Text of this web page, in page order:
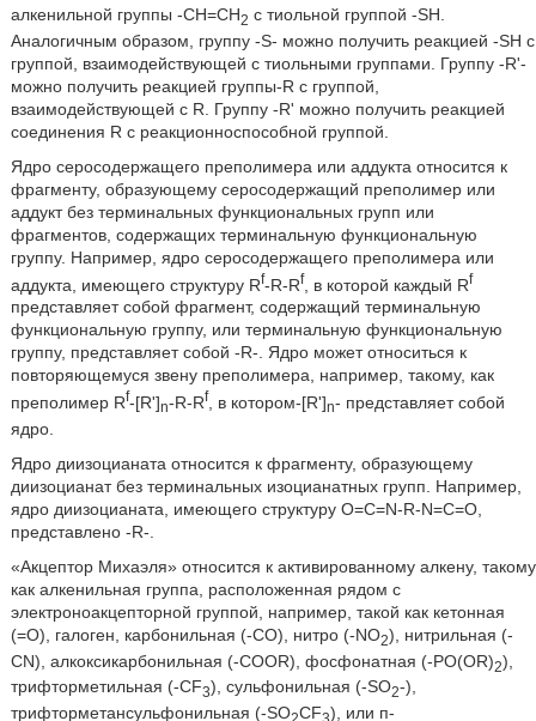
алкенильной группы -CH=CH2 с тиольной группой -SH.
Аналогичным образом, группу -S- можно получить реакцией -SH с
группой, взаимодействующей с тиольными группами. Группу -R'-
можно получить реакцией группы-R с группой,
взаимодействующей с R. Группу -R' можно получить реакцией
соединения R с реакционноспособной группой.
Ядро серосодержащего преполимера или аддукта относится к
фрагменту, образующему серосодержащий преполимер или
аддукт без терминальных функциональных групп или
фрагментов, содержащих терминальную функциональную
группу. Например, ядро серосодержащего преполимера или
аддукта, имеющего структуру Rf-R-Rf , в которой каждый Rf
представляет собой фрагмент, содержащий терминальную
функциональную группу, или терминальную функциональную
группу, представляет собой -R-. Ядро может относиться к
повторяющемуся звену преполимера, например, такому, как
преполимер Rf-[R']n-R-Rf , в котором-[R']n- представляет собой
ядро.
Ядро диизоцианата относится к фрагменту, образующему
диизоцианат без терминальных изоцианатных групп. Например,
ядро диизоцианата, имеющего структуру O=C=N-R-N=C=O,
представлено -R-.
«Акцептор Михаэля» относится к активированному алкену, такому
как алкенильная группа, расположенная рядом с
электроноакцепторной группой, например, такой как кетонная
(=O), галоген, карбонильная (-CO), нитро (-NO2), нитрильная (-
CN), алкоксикарбонильная (-COOR), фосфонатная (-PO(OR)2),
трифторметильная (-CF3), сульфонильная (-SO2-),
трифторметансульфонильная (-SO CF ), или п-